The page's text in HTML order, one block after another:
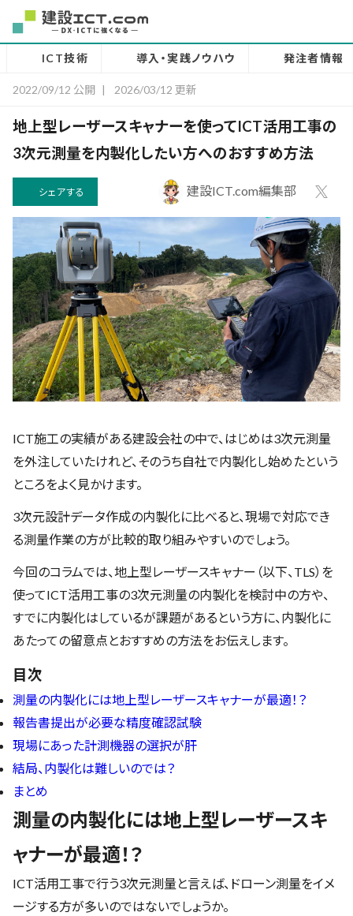
ICT技術 導入・実践ノウハウ 発注者情報
2022/09/12 公開 | 2026/03/12 更新
地上型レーザースキャナーを使ってICT活用工事の
3次元測量を内製化したい方へのおすすめ方法
シェアする 建設ICT.com編集部
ICT施工の実績がある建設会社の中で、はじめは3次元測量
を外注していたけれど、そのうち自社で内製化し始めたという
ところをよく見かけます。
3次元設計データ作成の内製化に比べると、現場で対応でき
る測量作業の方が比較的取り組みやすいのでしょう。
今回のコラムでは、地上型レーザースキャナー（以下、TLS）を
使ってICT活用工事の3次元測量の内製化を検討中の方や、
すでに内製化はしているが課題があるという方に、内製化に
あたっての留意点とおすすめの方法をお伝えします。
目次
測量の内製化には地上型レーザースキャナーが最適！？
報告書提出が必要な精度確認試験
現場にあった計測機器の選択が肝
結局、内製化は難しいのでは？
まとめ
測量の内製化には地上型レーザースキ
ャナーが最適！？
ICT活用工事で行う3次元測量と言えば、ドローン測量をイメ
ージする方が多いのではないでしょうか。